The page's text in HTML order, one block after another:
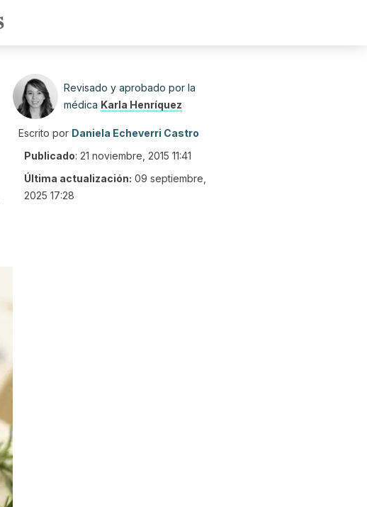
Revisado y aprobado por la
médica Karla Henríquez
Escrito por Daniela Echeverri Castro
Publicado: 21 noviembre, 2015 11:41
Última actualización: 09 septiembre,
2025 17:28